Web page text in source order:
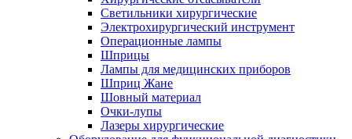
Светильники хирургические
Электрохирургический инструмент
Операционные лампы
Шприцы
Лампы для медицинских приборов
Шприц Жане
Шовный материал
Очки-лупы
Лазеры хирургические